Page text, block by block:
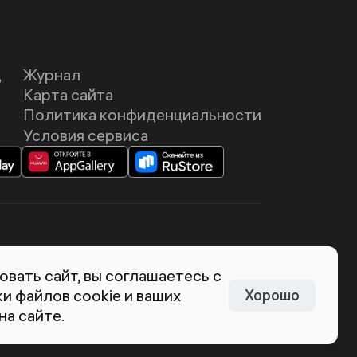
сайт, вы соглашаетесь с
файлов cookie и ваших
сайте.
Хорошо
Журнал
Карта сайта
Политика конфиденциальности
Условия сервиса
Лебедева